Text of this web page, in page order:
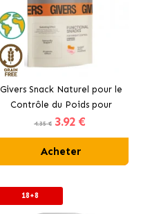
Givers Snack Naturel pour le
Contrôle du Poids pour
Chiens avec Lapin et
4.35 € 3.92 €
Acheter
18+8